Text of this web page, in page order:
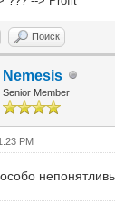
Поиск
Nemesis
Senior Member
PM